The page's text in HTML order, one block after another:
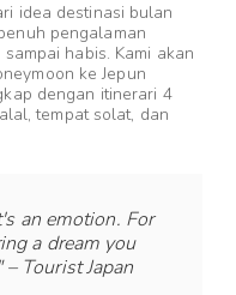
idea destinasi bulan
pengalaman
habis. Kami akan
ke Jepun
dengan itinerari 4
tempat solat, dan
an emotion. For
a dream you
Tourist Japan